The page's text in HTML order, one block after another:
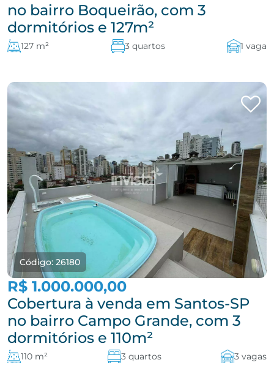
no bairro Boqueirão, com 3
dormitórios e 127m²
127 m² 3 quartos 1 vaga
Código: 26180
R$ 1.000.000,00
Cobertura à venda em Santos-SP
no bairro Campo Grande, com 3
dormitórios e 110m²
110 m² 3 quartos 3 vagas